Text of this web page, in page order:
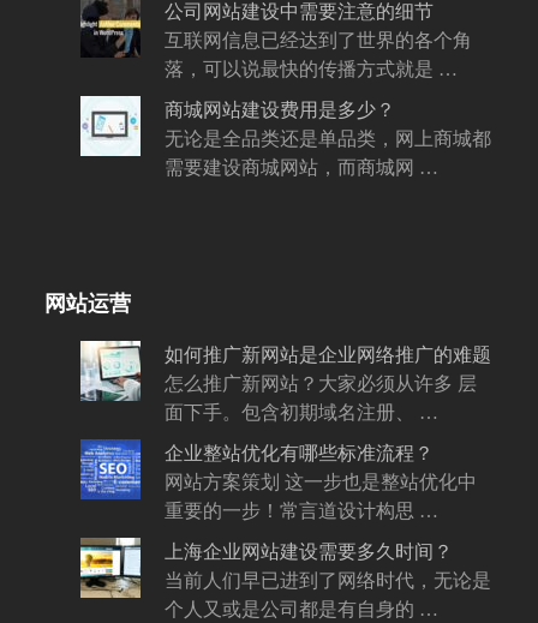
公司网站建设中需要注意的细节
互联网信息已经达到了世界的各个角
落，可以说最快的传播方式就是 …
商城网站建设费用是多少？
无论是全品类还是单品类，网上商城都
需要建设商城网站，而商城网 …
网站运营
如何推广新网站是企业网络推广的难题
怎么推广新网站？大家必须从许多 层
面下手。包含初期域名注册、 …
企业整站优化有哪些标准流程？
网站方案策划 这一步也是整站优化中
重要的一步！常言道设计构思 …
上海企业网站建设需要多久时间？
当前人们早已进到了网络时代，无论是
个人又或是公司都是有自身的 …